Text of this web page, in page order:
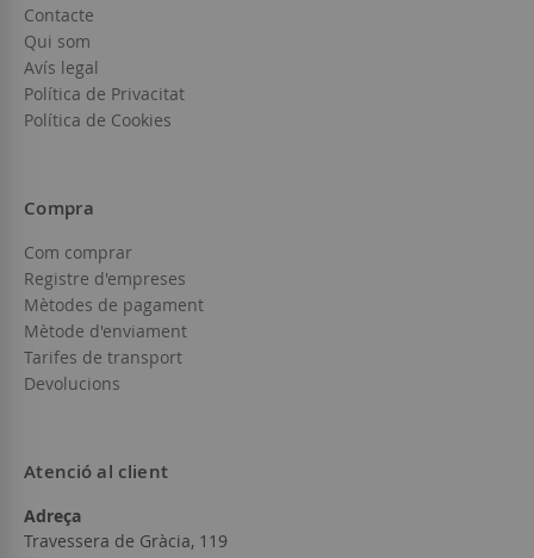
Contacte
Qui som
Avís legal
Política de Privacitat
Política de Cookies
Compra
Com comprar
Registre d'empreses
Mètodes de pagament
Mètode d'enviament
Tarifes de transport
Devolucions
Atenció al client
Adreça
Travessera de Gràcia, 119